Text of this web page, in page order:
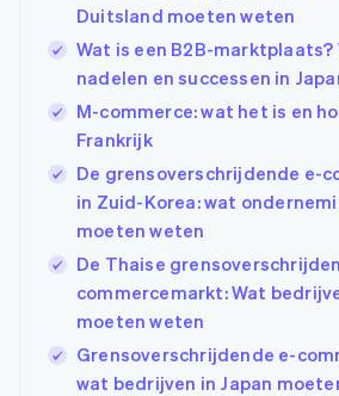
Duitsland moeten weten
Wat is een B2B-marktplaats?
nadelen en successen in
M-commerce: wat het is en
Frankrijk
De grensoverschrijdende e-
in Zuid-Korea: wat
moeten weten
De Thaise
commercemarkt: Wat
moeten weten
Grensoverschrijdende e-
wat bedrijven in Japan